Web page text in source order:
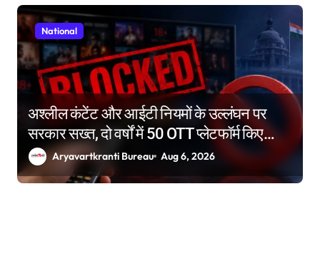
National
अश्लील कंटेंट और आईटी नियमों के उल्लंघन पर
सरकार सख्त, दो वर्षों में 50 OTT प्लेटफॉर्म किए
ब्लॉकAryavartkranti Bureau Aug 6, 2026